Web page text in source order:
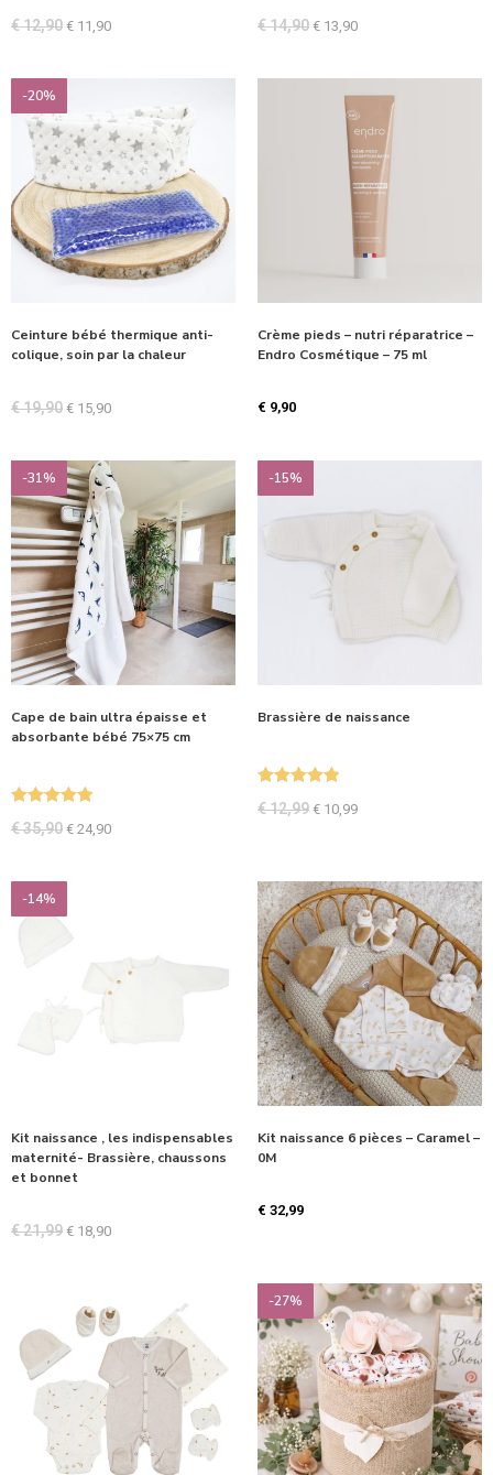
€12,90 € 11,90 €14,90 € 13,90
-20%
Ceinture bébé thermique anti-
colique, soin par la chaleur
€19,90 € 15,90
Crème pieds – nutri réparatrice –
Endro Cosmétique – 75 ml
€ 9,90
-31%
Cape de bain ultra épaisse et
absorbante bébé 75×75 cm
€35,90 € 24,90
-15%
Brassière de naissance
€12,99 € 10,99
-14%
Kit naissance , les indispensables
maternité- Brassière, chaussons
et bonnet
€21,99 € 18,90
Kit naissance 6 pièces – Caramel –
0M
€ 32,99
-27%